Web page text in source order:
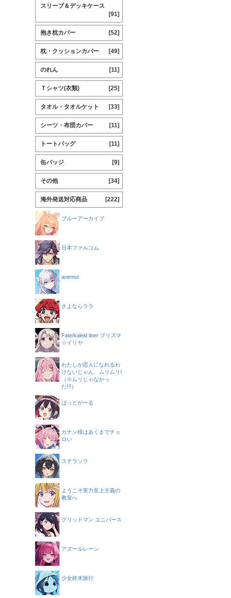
スリーブ＆デッキケース
[91]
抱き枕カバー [52]
枕・クッションカバー [49]
のれん [11]
Ｔシャツ(衣類) [25]
タオル・タオルケット [33]
シーツ・布団カバー [11]
トートバッグ [11]
缶バッジ [9]
その他 [34]
海外発送対応商品 [222]
ブルーアーカイブ
日本ファルコム
anemoi
さよならララ
Fate/kaleid liner プリズマ
☆イリヤ
わたしが恋人になれるわ
けないじゃん、ムリムリ!
（※ムリじゃなかっ
た!?）
ばっどがーる
カナン様はあくまでチョ
ロい
ステラソラ
ようこそ実力至上主義の
教室へ
グリッドマン ユニバース
アズールレーン
少女終末旅行